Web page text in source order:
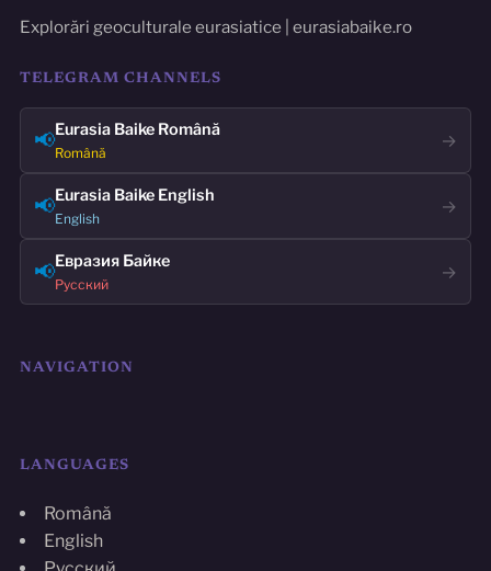
Explorări geoculturale eurasiatice | eurasiabaike.ro
TELEGRAM CHANNELS
📢Eurasia Baike Română
Română
→
📢Eurasia Baike English
English
→
📢Евразия Байке
Русский
→
NAVIGATION
LANGUAGES
Română
English